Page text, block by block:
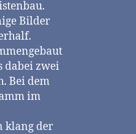
Bilder
dabei zwei
Bei dem
im
klang der